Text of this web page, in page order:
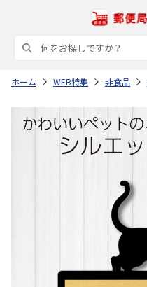
ホーム WEB特集 非食品